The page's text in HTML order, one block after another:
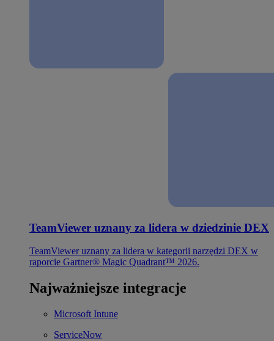
TeamViewer uznany za lidera w dziedzinie DEX
TeamViewer uznany za lidera w kategorii narzędzi DEX w
raporcie Gartner® Magic Quadrant™ 2026.
Najważniejsze integracje
Microsoft Intune
ServiceNow